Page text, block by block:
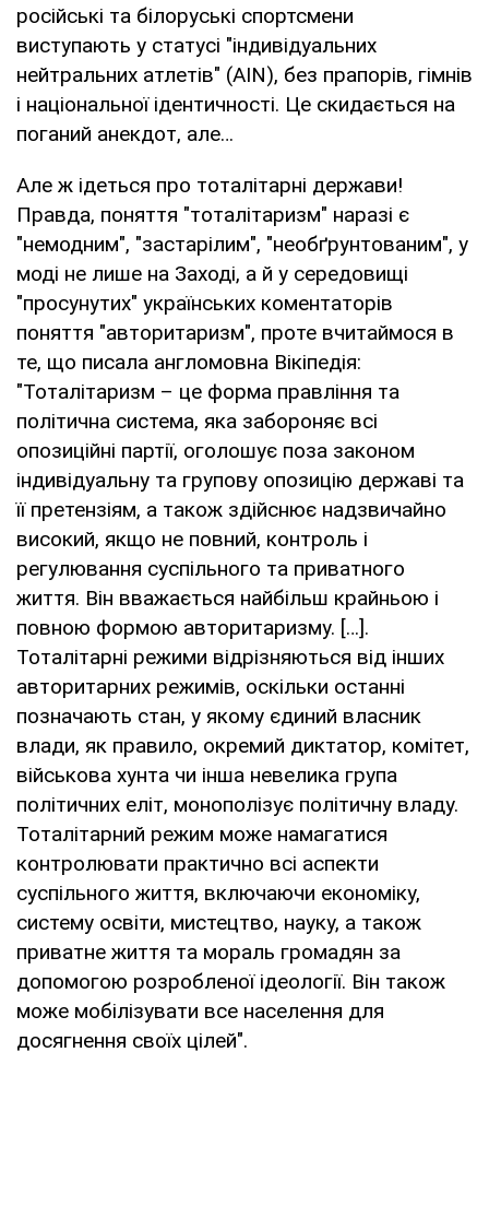
російські та білоруські спортсмени
виступають у статусі "індивідуальних
нейтральних атлетів" (AIN), без прапорів, гімнів
і національної ідентичності. Це скидається на
поганий анекдот, але…
Але ж ідеться про тоталітарні держави!
Правда, поняття "тоталітаризм" наразі є
"немодним", "застарілим", "необґрунтованим", у
моді не лише на Заході, а й у середовищі
"просунутих" українських коментаторів
поняття "авторитаризм", проте вчитаймося в
те, що писала англомовна Вікіпедія:
"Тоталітаризм – це форма правління та
політична система, яка забороняє всі
опозиційні партії, оголошує поза законом
індивідуальну та групову опозицію державі та
її претензіям, а також здійснює надзвичайно
високий, якщо не повний, контроль і
регулювання суспільного та приватного
життя. Він вважається найбільш крайньою і
повною формою авторитаризму. […].
Тоталітарні режими відрізняються від інших
авторитарних режимів, оскільки останні
позначають стан, у якому єдиний власник
влади, як правило, окремий диктатор, комітет,
військова хунта чи інша невелика група
політичних еліт, монополізує політичну владу.
Тоталітарний режим може намагатися
контролювати практично всі аспекти
суспільного життя, включаючи економіку,
систему освіти, мистецтво, науку, а також
приватне життя та мораль громадян за
допомогою розробленої ідеології. Він також
може мобілізувати все населення для
досягнення своїх цілей".